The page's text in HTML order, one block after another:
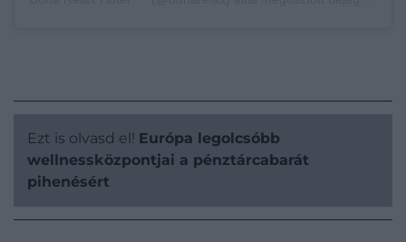
Ezt is olvasd el! Európa legolcsóbb
wellnessközpontjai a pénztárcabarát
pihenésért